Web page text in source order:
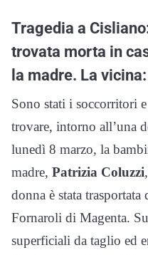
Tragedia a
trovata morta in
la madre. La
Sono stati i soccorritori
trovare, intorno all’una
lunedì 8 marzo, la
madre, Patrizia Coluzzi
donna è stata trasportata
Fornaroli di Magenta.
superficiali da taglio ed